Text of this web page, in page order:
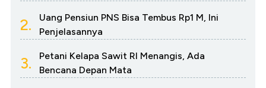
2.
Uang Pensiun PNS Bisa Tembus Rp1 M, Ini
Penjelasannya
3.
Petani Kelapa Sawit RI Menangis, Ada
Bencana Depan Mata